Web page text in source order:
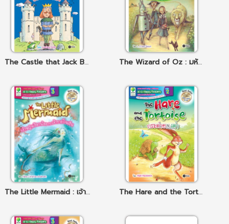
The Castle that Jack Built ปราสาทอลเวง The Wizard of Oz : มหัศจรรย์พ่อมดแห่งออซ
The Little Mermaid : เจ้าหญิงเงือกน้อยกับเจ้าชายในฝัน The Hare and the Tortoise กระต่ายกับเต่า